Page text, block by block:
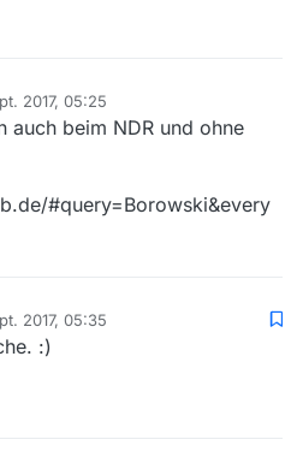
2017, 05:25
auch beim NDR und ohne
#query=Borowski&every
2017, 05:35
:)